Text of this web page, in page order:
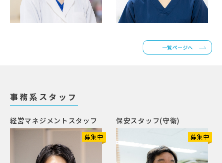
一覧ページへ
事務系スタッフ
経営マネジメントスタッフ 保安スタッフ(守衛)